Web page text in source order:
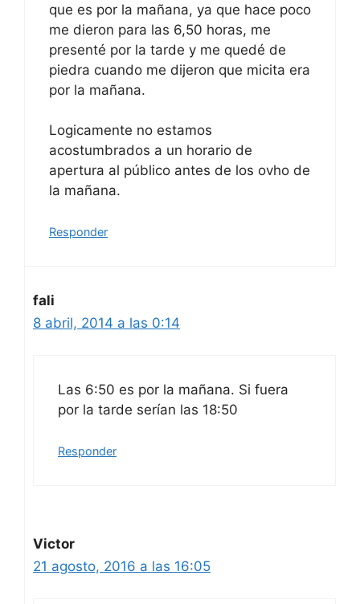
que es por la mañana, ya que hace poco
me dieron para las 6,50 horas, me
presenté por la tarde y me quedé de
piedra cuando me dijeron que micita era
por la mañana.
Logicamente no estamos
acostumbrados a un horario de
apertura al público antes de los ovho de
la mañana.
Responder
fali
8 abril, 2014 a las 0:14
Las 6:50 es por la mañana. Si fuera
por la tarde serían las 18:50
Responder
Victor
21 agosto, 2016 a las 16:05